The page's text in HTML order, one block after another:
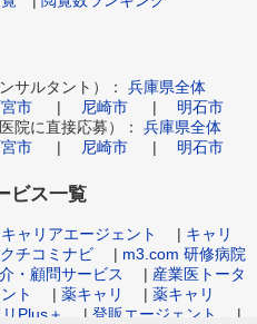
サルタント）： 兵庫県全体
市 | 尼崎市 | 明石市
院に直接応募）： 兵庫県全体
市 | 尼崎市 | 明石市
ビス一覧
ャリアエージェント | キャリ
チコミナビ | m3.com 研修病院
・顧問サービス | 産業医トータ
ト | 薬キャリ | 薬キャリ
Plus＋ | 登販エージェント |